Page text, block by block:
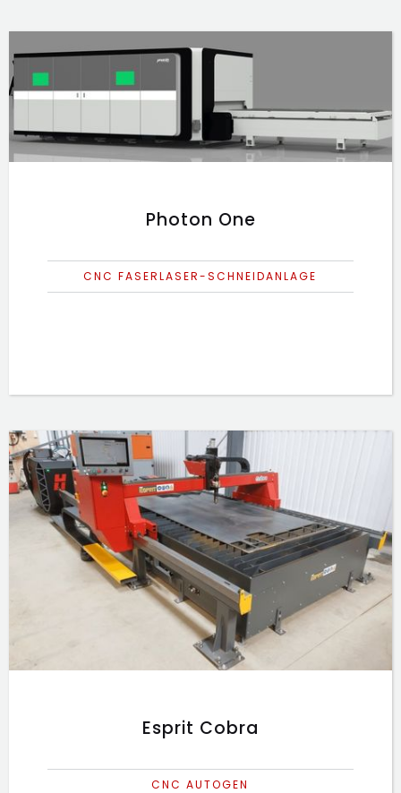
Photon One
CNC FASERLASER-SCHNEIDANLAGE
Esprit Cobra
CNC AUTOGEN